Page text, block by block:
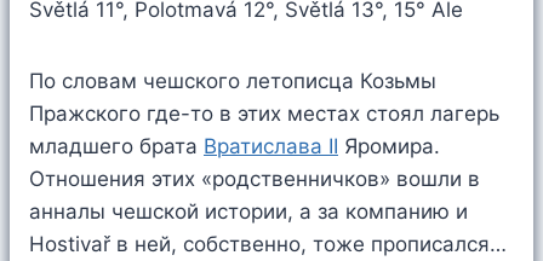
Světlá 11°, Polotmavá 12°, Světlá 13°, 15° Ale
По словам чешского летописца Козьмы
Пражского где-то в этих местах стоял лагерь
младшего брата Вратислава II Яромира.
Отношения этих «родственничков» вошли в
анналы чешской истории, а за компанию и
Hostivař в ней, собственно, тоже прописался…